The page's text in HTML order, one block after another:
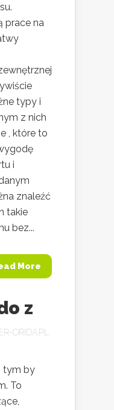
prace na
typy i
z nich
, które to
i
znaleźć
takie
bez...
More
z
ORIDA.PL
tym by
To